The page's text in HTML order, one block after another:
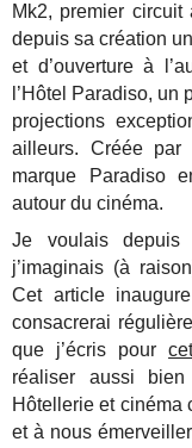
Mk2, premier circuit
depuis sa création
et d’ouverture à
l’Hôtel Paradiso,
projections
ailleurs. Créée
marque Paradiso
autour du cinéma.
Je voulais depuis
j’imaginais (à
Cet article
consacrerai
que j’écris pour
réaliser aussi
Hôtellerie et cinéma
et à nous